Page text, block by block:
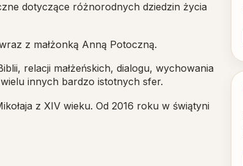
dotyczące różnorodnych dziedzin życia
z małżonką Anną Potoczną.
relacji małżeńskich, dialogu, wychowania
innych bardzo istotnych sfer.
z XIV wieku. Od 2016 roku w świątyni